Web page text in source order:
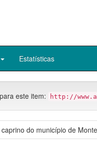
Estatísticas
este item: http://
do município de